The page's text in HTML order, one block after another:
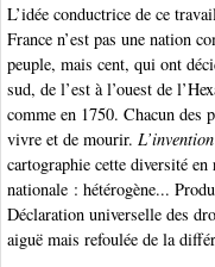
L’idée conductrice de ce
France n’est pas une nation
peuple, mais cent, qui ont
sud, de l’est à l’ouest de
comme en 1750. Chacun des
vivre et de mourir.
cartographie cette diversité
nationale : hétérogène...
Déclaration universelle des
aiguë mais refoulée de la